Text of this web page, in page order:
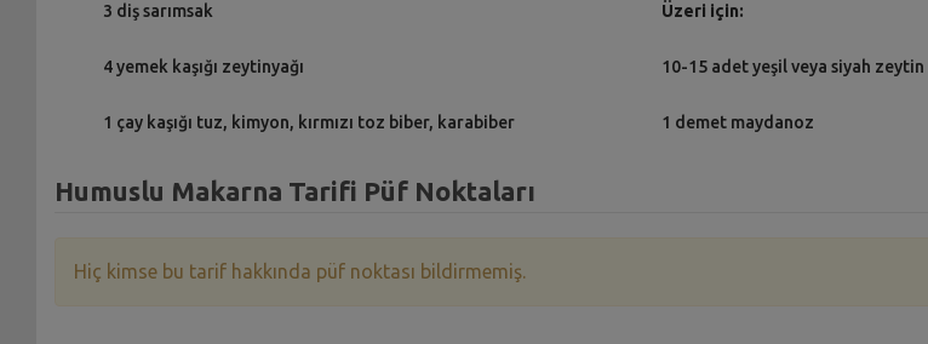
3 diş sarımsak
4 yemek kaşığı zeytinyağı
1 çay kaşığı tuz, kimyon, kırmızı toz biber, karabiber
Üzeri için:
10-15 adet yeşil veya siyah zeytin
1 demet maydanoz
Humuslu Makarna Tarifi Püf Noktaları
Hiç kimse bu tarif hakkında püf noktası bildirmemiş.